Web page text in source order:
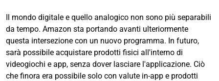
Il mondo digitale e quello analogico non sono più separabili
da tempo. Amazon sta portando avanti ulteriormente
questa intersezione con un nuovo programma. In futuro,
sarà possibile acquistare prodotti fisici all'interno di
videogiochi e app, senza dover lasciare l'applicazione. Ciò
che finora era possibile solo con valute in-app e prodotti